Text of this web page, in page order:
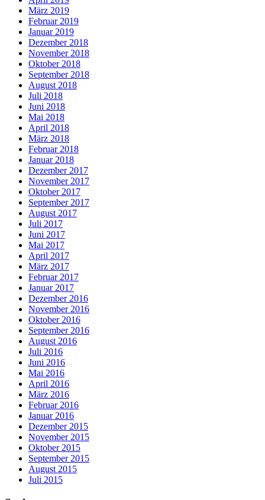
März 2019
Februar 2019
Januar 2019
Dezember 2018
November 2018
Oktober 2018
September 2018
August 2018
Juli 2018
Juni 2018
Mai 2018
April 2018
März 2018
Februar 2018
Januar 2018
Dezember 2017
November 2017
Oktober 2017
September 2017
August 2017
Juli 2017
Juni 2017
Mai 2017
April 2017
März 2017
Februar 2017
Januar 2017
Dezember 2016
November 2016
Oktober 2016
September 2016
August 2016
Juli 2016
Juni 2016
Mai 2016
April 2016
März 2016
Februar 2016
Januar 2016
Dezember 2015
November 2015
Oktober 2015
September 2015
August 2015
Juli 2015